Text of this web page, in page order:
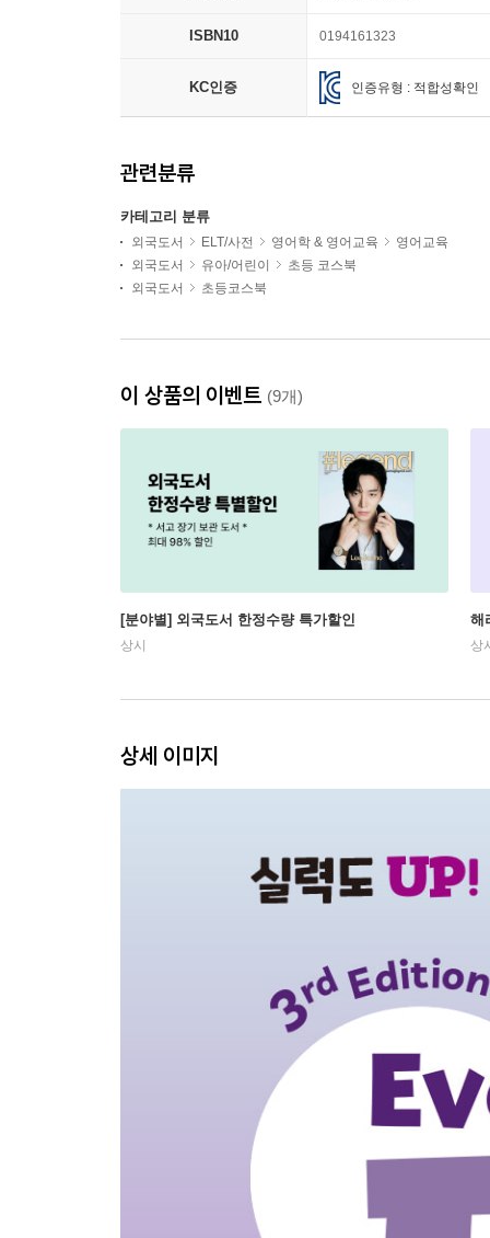
ISBN10 0194161323
KC인증 인증유형 : 적합성확인
관련분류
카테고리 분류
외국도서 ELT/사전 영어학 & 영어교육
영어교육
외국도서
유아/어린이
초등 코스북
외국도서
초등코스북
이 상품의 이벤트 (9개)
[분야별] 외국도서 한정수량 특가할인
상시
해
상
상세 이미지